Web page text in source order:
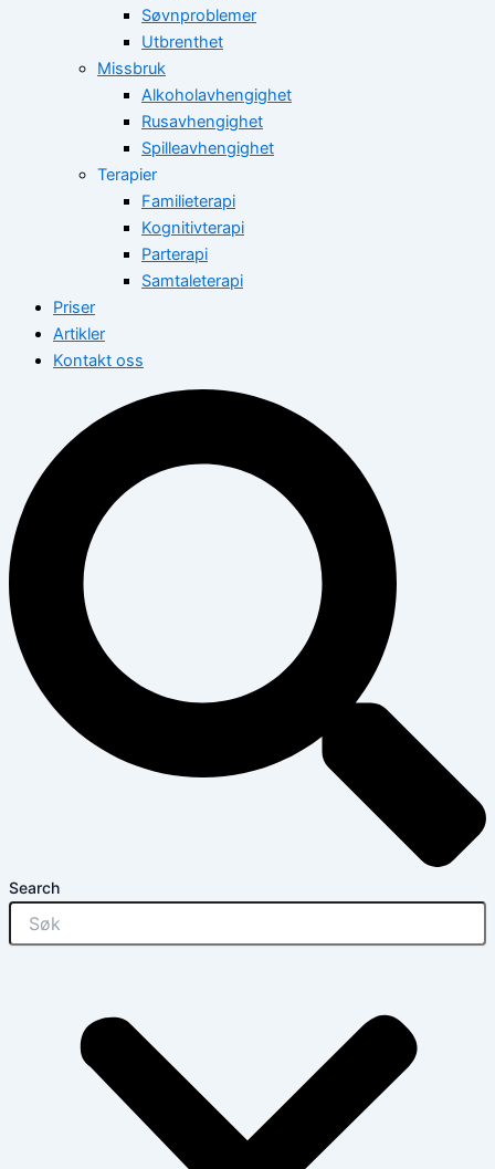
Søvnproblemer
Utbrenthet
Missbruk
Alkoholavhengighet
Rusavhengighet
Spilleavhengighet
Terapier
Familieterapi
Kognitivterapi
Parterapi
Samtaleterapi
Priser
Artikler
Kontakt oss
Search